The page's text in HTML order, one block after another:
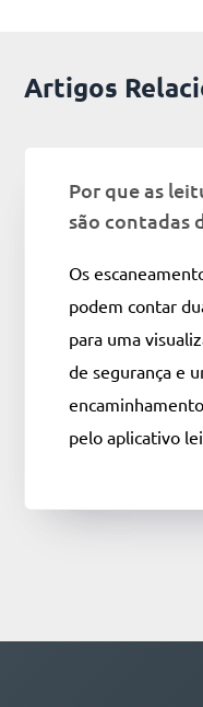
Artigos
Por que as
são contadas
Os
podem contar
para uma
de segurança e
pelo aplicativo